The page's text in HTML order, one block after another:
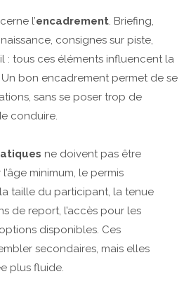
l’encadrement. Briefing,
consignes sur piste,
: tous ces éléments influencent la
Un bon encadrement permet de se
sans se poser trop de
conduire.
ne doivent pas être
minimum, le permis
taille du participant, la tenue
de report, l’accès pour les
disponibles. Ces
secondaires, mais elles
plus fluide.